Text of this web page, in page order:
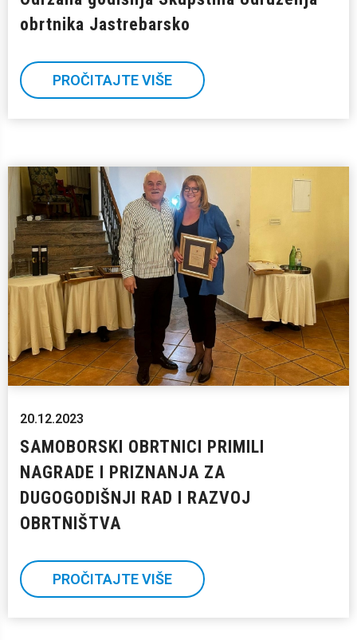
obrtnika Jastrebarsko
PROČITAJTE VIŠE
20.12.2023
SAMOBORSKI OBRTNICI PRIMILI
NAGRADE I PRIZNANJA ZA
DUGOGODIŠNJI RAD I RAZVOJ
OBRTNIŠTVA
PROČITAJTE VIŠE